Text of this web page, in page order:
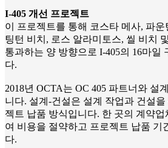
I-405 개선 프로젝트
이 프로젝트를 통해 코스타 메사, 파운
팅턴 비치, 로스 알라미토스, 씰 비치
통과하는 양 방향으로 I‐405의 16마일
다.
2018년 OCTA는 OC 405 파트너와 설
니다. 설계-건설은 설계 작업과 건설
젝트 납품 방식입니다. 한 곳의 계약
여 비용을 절약하고 프로젝트 납품 기
다.